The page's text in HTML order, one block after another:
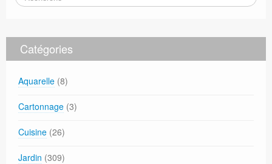
Catégories
Aquarelle (8)
Cartonnage (3)
Cuisine (26)
Jardin (309)